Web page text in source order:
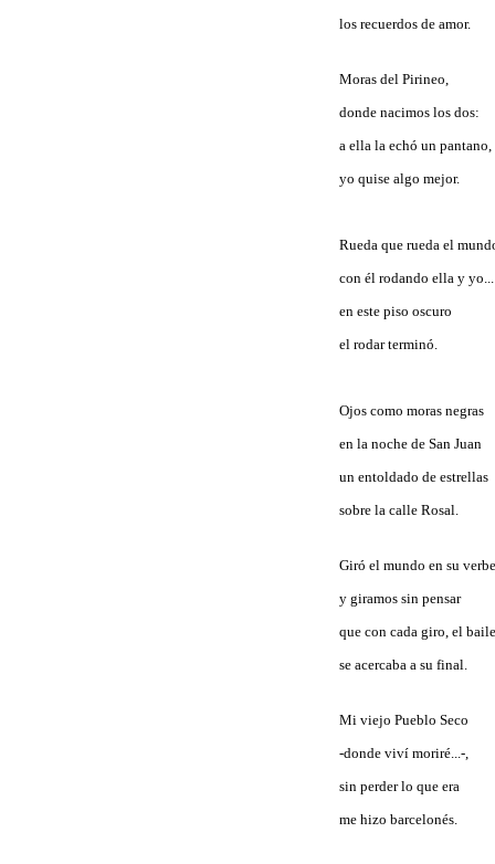
los recuerdos de amor.
Moras del Pirineo,
donde nacimos los dos:
a ella la echó un pantano,
yo quise algo mejor.
Rueda que rueda el
con él rodando ella y yo...
en este piso oscuro
el rodar terminó.
Ojos como moras negras
en la noche de San Juan
un entoldado de estrellas
sobre la calle Rosal.
Giró el mundo en su
y giramos sin pensar
que con cada giro, el baile
se acercaba a su final.
Mi viejo Pueblo Seco
-donde viví moriré...-,
sin perder lo que era
me hizo barcelonés.